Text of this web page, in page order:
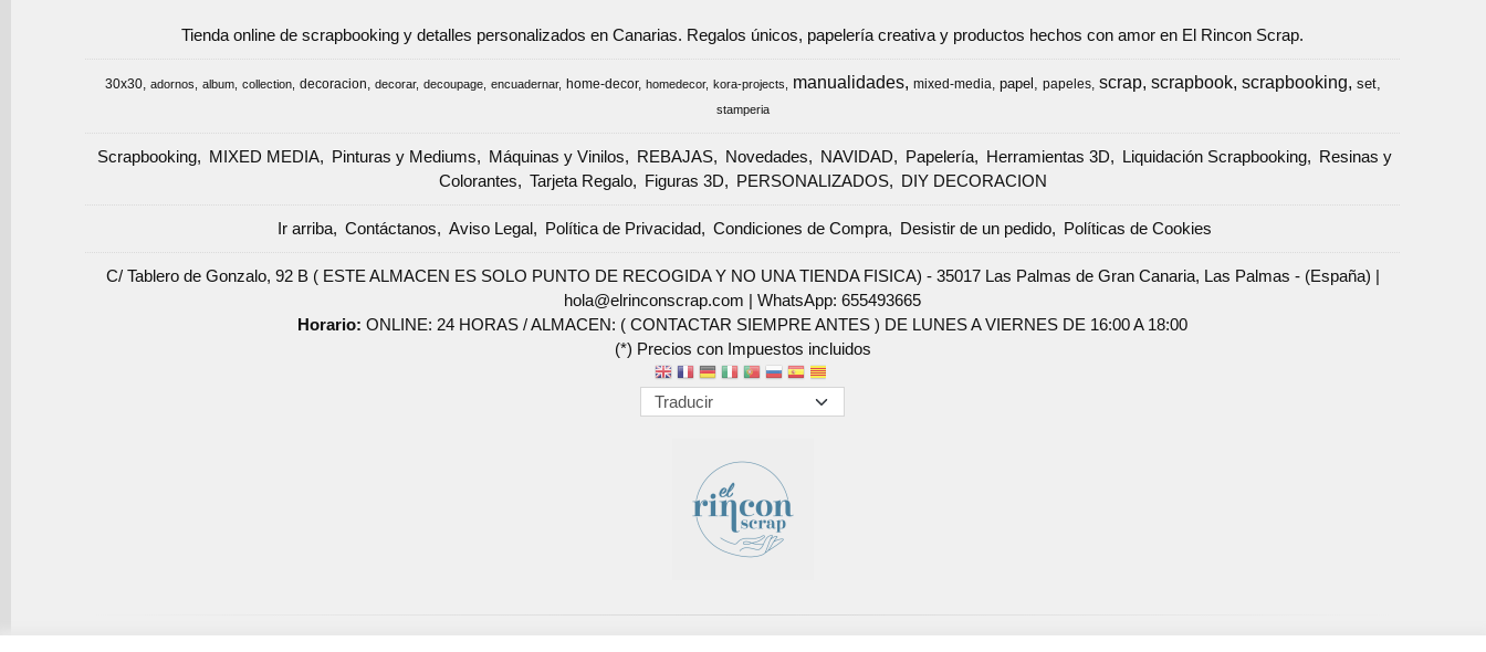
Tienda online de scrapbooking y detalles personalizados en Canarias. Regalos únicos, papelería creativa y productos hechos con amor en El Rincon Scrap.
30x30 adornos album collection decoracion decorar decoupage encuadernar home-decor homedecor kora-projects manualidades mixed-media papel papeles scrap scrapbook scrapbooking set
stamperia
Scrapbooking MIXED MEDIA Pinturas y Mediums Máquinas y Vinilos REBAJAS Novedades NAVIDAD Papelería Herramientas 3D Liquidación Scrapbooking
Resinas y
Colorantes
Tarjeta Regalo Figuras 3D PERSONALIZADOS DIY DECORACION
Ir arriba Contáctanos Aviso Legal Política de Privacidad Condiciones de Compra Desistir de un pedido Políticas de Cookies
C/ Tablero de Gonzalo, 92 B ( ESTE ALMACEN ES SOLO PUNTO DE RECOGIDA Y NO UNA TIENDA FISICA) - 35017 Las Palmas de Gran Canaria, Las Palmas - (España) |
hola@elrinconscrap.com |WhatsApp: 655493665
Horario:ONLINE: 24 HORAS / ALMACEN: ( CONTACTAR SIEMPRE ANTES ) DE LUNES A VIERNES DE 16:00 A 18:00
(*) Precios con Impuestos incluidos